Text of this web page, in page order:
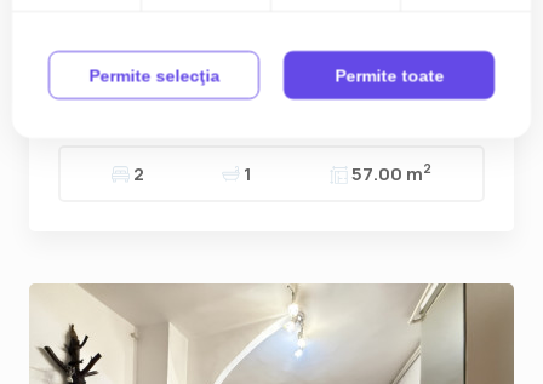
Timisoara, zona Girocului
2 1 57.00 m2
Permite selecţia Permite toate